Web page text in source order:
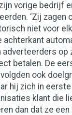
vorige bedrijf
‘Zij zagen
niet voor
op
betalen. De
ook
hij zich in
klant die
dan dat ze